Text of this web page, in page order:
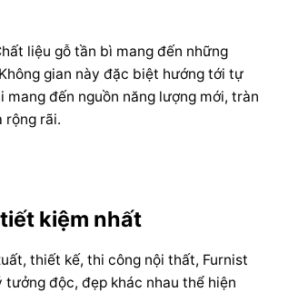
liệu gỗ tần bì mang đến những
gian này đặc biệt hướng tới tự
đến nguồn năng lượng mới, tràn
rộng rãi.
kiệm nhất
thiết kế, thi công nội thất, Furnist
độc, đẹp khác nhau thể hiện